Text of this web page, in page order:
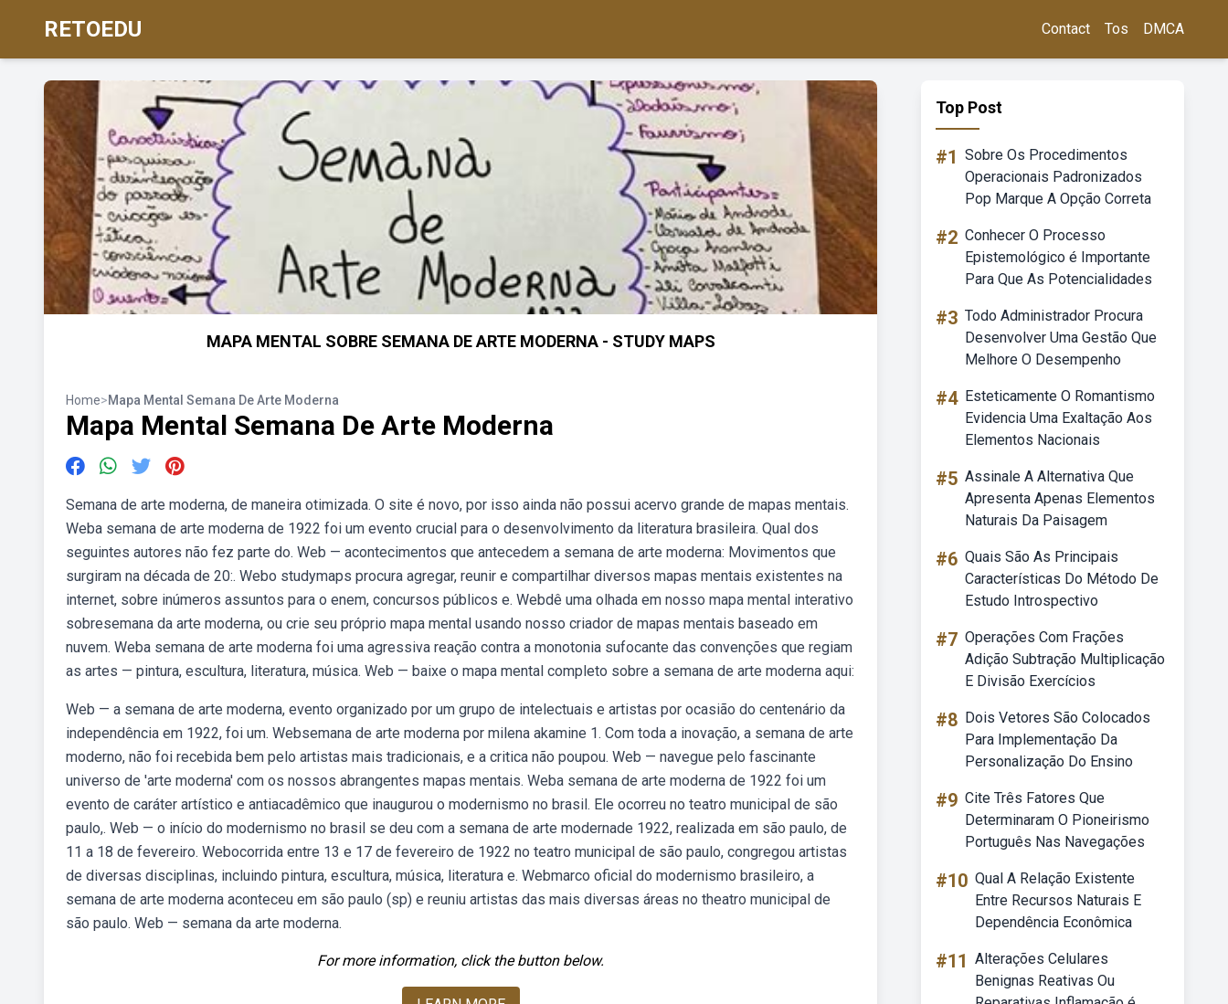
RETOEDU Contact Tos DMCA
MAPA MENTAL SOBRE SEMANA DE ARTE MODERNA - STUDY MAPS
Home>Mapa Mental Semana De Arte Moderna
Mapa Mental Semana De Arte Moderna
Semana de arte moderna, de maneira otimizada. O site é novo, por isso ainda não possui acervo grande de mapas mentais.
Weba semana de arte moderna de 1922 foi um evento crucial para o desenvolvimento da literatura brasileira. Qual dos
seguintes autores não fez parte do. Web — acontecimentos que antecedem a semana de arte moderna: Movimentos que
surgiram na década de 20:. Webo studymaps procura agregar, reunir e compartilhar diversos mapas mentais existentes na
internet, sobre inúmeros assuntos para o enem, concursos públicos e. Webdê uma olhada em nosso mapa mental interativo
sobresemana da arte moderna, ou crie seu próprio mapa mental usando nosso criador de mapas mentais baseado em
nuvem. Weba semana de arte moderna foi uma agressiva reação contra a monotonia sufocante das convenções que regiam
as artes — pintura, escultura, literatura, música. Web — baixe o mapa mental completo sobre a semana de arte moderna aqui:
Web — a semana de arte moderna, evento organizado por um grupo de intelectuais e artistas por ocasião do centenário da
independência em 1922, foi um. Websemana de arte moderna por milena akamine 1. Com toda a inovação, a semana de arte
moderno, não foi recebida bem pelo artistas mais tradicionais, e a critica não poupou. Web — navegue pelo fascinante
universo de 'arte moderna' com os nossos abrangentes mapas mentais. Weba semana de arte moderna de 1922 foi um
evento de caráter artístico e antiacadêmico que inaugurou o modernismo no brasil. Ele ocorreu no teatro municipal de são
paulo,. Web — o início do modernismo no brasil se deu com a semana de arte modernade 1922, realizada em são paulo, de
11 a 18 de fevereiro. Webocorrida entre 13 e 17 de fevereiro de 1922 no teatro municipal de são paulo, congregou artistas
de diversas disciplinas, incluindo pintura, escultura, música, literatura e. Webmarco oficial do modernismo brasileiro, a
semana de arte moderna aconteceu em são paulo (sp) e reuniu artistas das mais diversas áreas no theatro municipal de
são paulo. Web — semana da arte moderna.
For more information, click the button below.
Top Post
#1 Sobre Os Procedimentos
Operacionais Padronizados
Pop Marque A Opção Correta
#2 Conhecer O Processo
Epistemológico é Importante
Para Que As Potencialidades
#3 Todo Administrador Procura
Desenvolver Uma Gestão Que
Melhore O Desempenho
#4 Esteticamente O Romantismo
Evidencia Uma Exaltação Aos
Elementos Nacionais
#5 Assinale A Alternativa Que
Apresenta Apenas Elementos
Naturais Da Paisagem
#6 Quais São As Principais
Características Do Método De
Estudo Introspectivo
#7 Operações Com Frações
Adição Subtração Multiplicação
E Divisão Exercícios
#8 Dois Vetores São Colocados
Para Implementação Da
Personalização Do Ensino
#9 Cite Três Fatores Que
Determinaram O Pioneirismo
Português Nas Navegações
#10 Qual A Relação Existente
Entre Recursos Naturais E
Dependência Econômica
#11 Alterações Celulares
Benignas Reativas Ou